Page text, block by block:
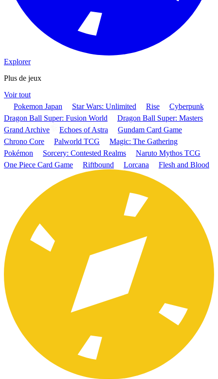
Explorer
Plus de jeux
Voir tout
Pokemon Japan
Star Wars: Unlimited Rise
Cyberpunk
Dragon Ball Super: Fusion World
Dragon Ball Super: Masters
Grand Archive
Echoes of Astra
Gundam Card Game
Chrono Core
Palworld TCG
Magic: The Gathering
Pokémon
Sorcery: Contested Realms
Naruto Mythos TCG
One Piece Card Game
Riftbound Lorcana Flesh and Blood